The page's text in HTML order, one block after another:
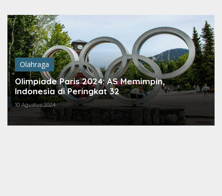
konten
Olahraga
Olimpiade Paris 2024: AS Memimpin,
Indonesia di Peringkat 32
10 Agustus 2024